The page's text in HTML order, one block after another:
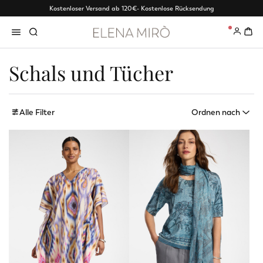
Kostenloser Versand ab 120€- Kostenlose Rücksendung
0
Schals und Tücher
Alle Filter Ordnen nach